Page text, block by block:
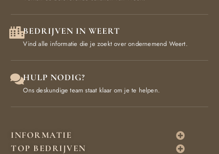
BEDRIJVEN IN WEERT
Vind alle informatie die je zoekt over ondernemend Weert.
HULP NODIG?
Ons deskundige team staat klaar om je te helpen.
INFORMATIE
TOP BEDRIJVEN